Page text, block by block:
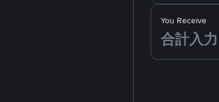
You Receive